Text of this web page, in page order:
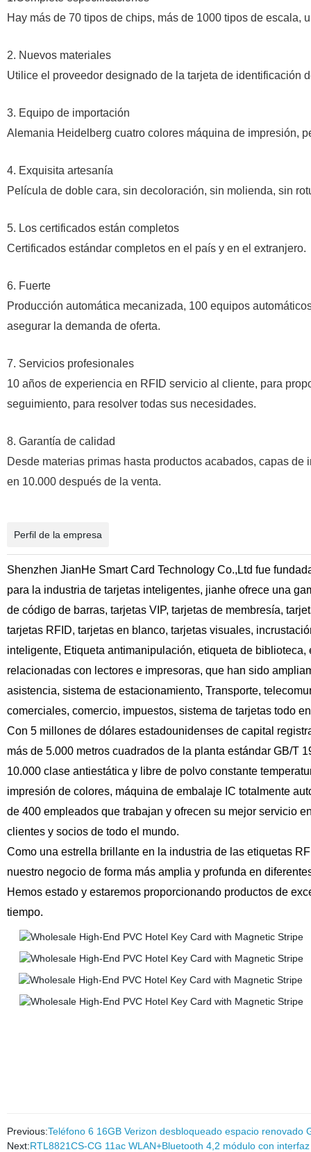
Hay más de 70 tipos de chips, más de 1000 tipos de
2. Nuevos materiales
Utilice el proveedor designado de la tarjeta de identificación
3. Equipo de importación
Alemania Heidelberg cuatro colores máquina de impresión,
4. Exquisita artesanía
Película de doble cara, sin decoloración, sin molienda, sin
5. Los certificados están completos
Certificados estándar completos en el país y en el extranjero.
6. Fuerte
Producción automática mecanizada, 100 equipos
asegurar la demanda de oferta.
7. Servicios profesionales
10 años de experiencia en RFID servicio al cliente, para
seguimiento, para resolver todas sus necesidades.
8. Garantía de calidad
Desde materias primas hasta productos acabados, capas
en 10.000 después de la venta.
Perfil de la empresa
Shenzhen JianHe Smart Card Technology Co.,Ltd fue
para la industria de tarjetas inteligentes, jianhe ofrece una
de código de barras, tarjetas VIP, tarjetas de membresía,
tarjetas RFID, tarjetas en blanco, tarjetas visuales,
inteligente, Etiqueta antimanipulación, etiqueta de
relacionadas con lectores e impresoras, que han sido
asistencia, sistema de estacionamiento, Transporte,
comerciales, comercio, impuestos, sistema de tarjetas todo
Con 5 millones de dólares estadounidenses de capital
más de 5.000 metros cuadrados de la planta estándar GB/T
10.000 clase antiestática y libre de polvo constante
impresión de colores, máquina de embalaje IC totalmente
de 400 empleados que trabajan y ofrecen su mejor servicio
clientes y socios de todo el mundo.
Como una estrella brillante en la industria de las etiquetas
nuestro negocio de forma más amplia y profunda en
Hemos estado y estaremos proporcionando productos de
tiempo.
Previous:Teléfono 6 16GB Verizon desbloqueado espacio renovado
Next:RTL8821CS-CG 11ac WLAN+Bluetooth 4,2 módulo con